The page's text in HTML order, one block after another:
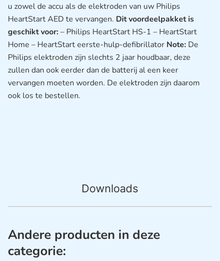
Downloads
u zowel de accu als de elektroden van uw Philips
HeartStart AED te vervangen. Dit voordeelpakket is
geschikt voor:– Philips HeartStart HS-1 – HeartStart
Home – HeartStart eerste-hulp-defibrillator Note: De
Philips elektroden zijn slechts 2 jaar houdbaar, deze
zullen dan ook eerder dan de batterij al een keer
vervangen moeten worden. De elektroden zijn daarom
ook los te bestellen.
Andere producten in deze
categorie: